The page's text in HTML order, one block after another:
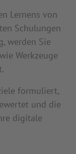
Lernens von
Schulungen
werden Sie
Werkzeuge
formuliert,
und die
digitale